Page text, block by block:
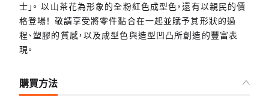
士」。 以山茶花為形象的全粉紅色成型色，還有以親民的價
格登場！ 敬請享受將零件黏合在一起並賦予其形狀的過
程、塑膠的質感，以及成型色與造型凹凸所創造的豐富表
現。
購買方法